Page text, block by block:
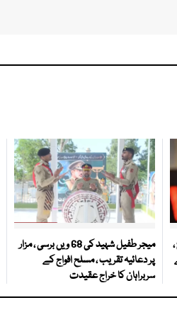
میجر طفیل شہید کی 68 ویں برسی ، مزار
پر دعائیہ تقریب ، مسلح افواج کے
سربراہان کا خراج عقیدت